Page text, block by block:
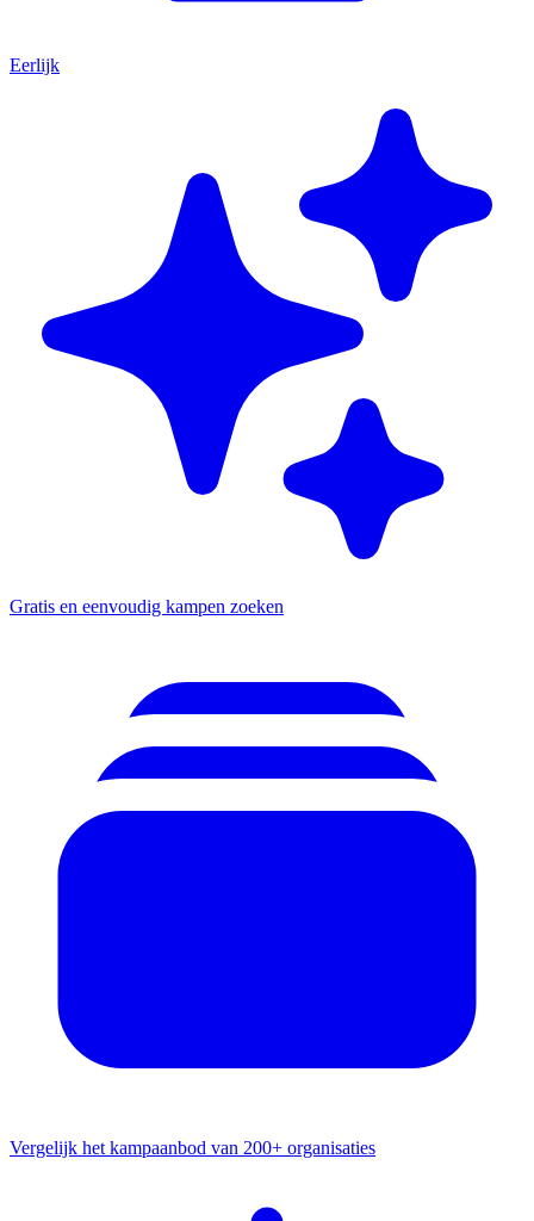
Eerlijk
Gratis en eenvoudig kampen zoeken
Vergelijk het kampaanbod van 200+ organisaties